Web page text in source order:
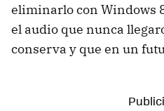
eliminarlo con Windows
el audio que nunca
conserva y que en un